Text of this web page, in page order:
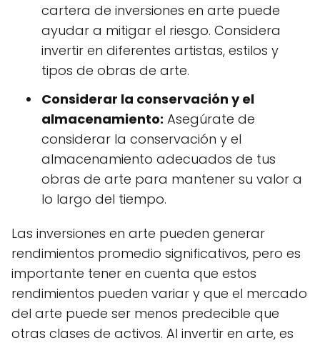
cartera de inversiones en arte puede
ayudar a mitigar el riesgo. Considera
invertir en diferentes artistas, estilos y
tipos de obras de arte.
Considerar la conservación y el
almacenamiento: Asegúrate de
considerar la conservación y el
almacenamiento adecuados de tus
obras de arte para mantener su valor a
lo largo del tiempo.
Las inversiones en arte pueden generar
rendimientos promedio significativos, pero es
importante tener en cuenta que estos
rendimientos pueden variar y que el mercado
del arte puede ser menos predecible que
otras clases de activos. Al invertir en arte, es